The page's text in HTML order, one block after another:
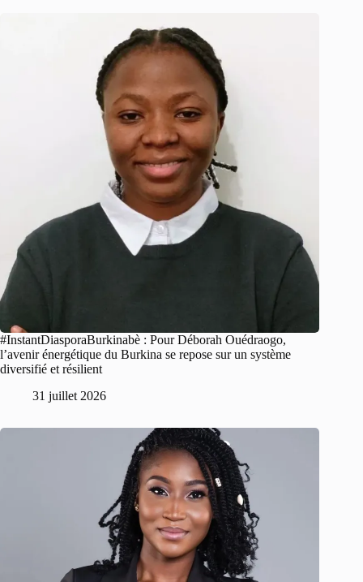
#InstantDiasporaBurkinabè : Pour Déborah Ouédraogo,
l’avenir énergétique du Burkina se repose sur un système
diversifié et résilient
31 juillet 2026